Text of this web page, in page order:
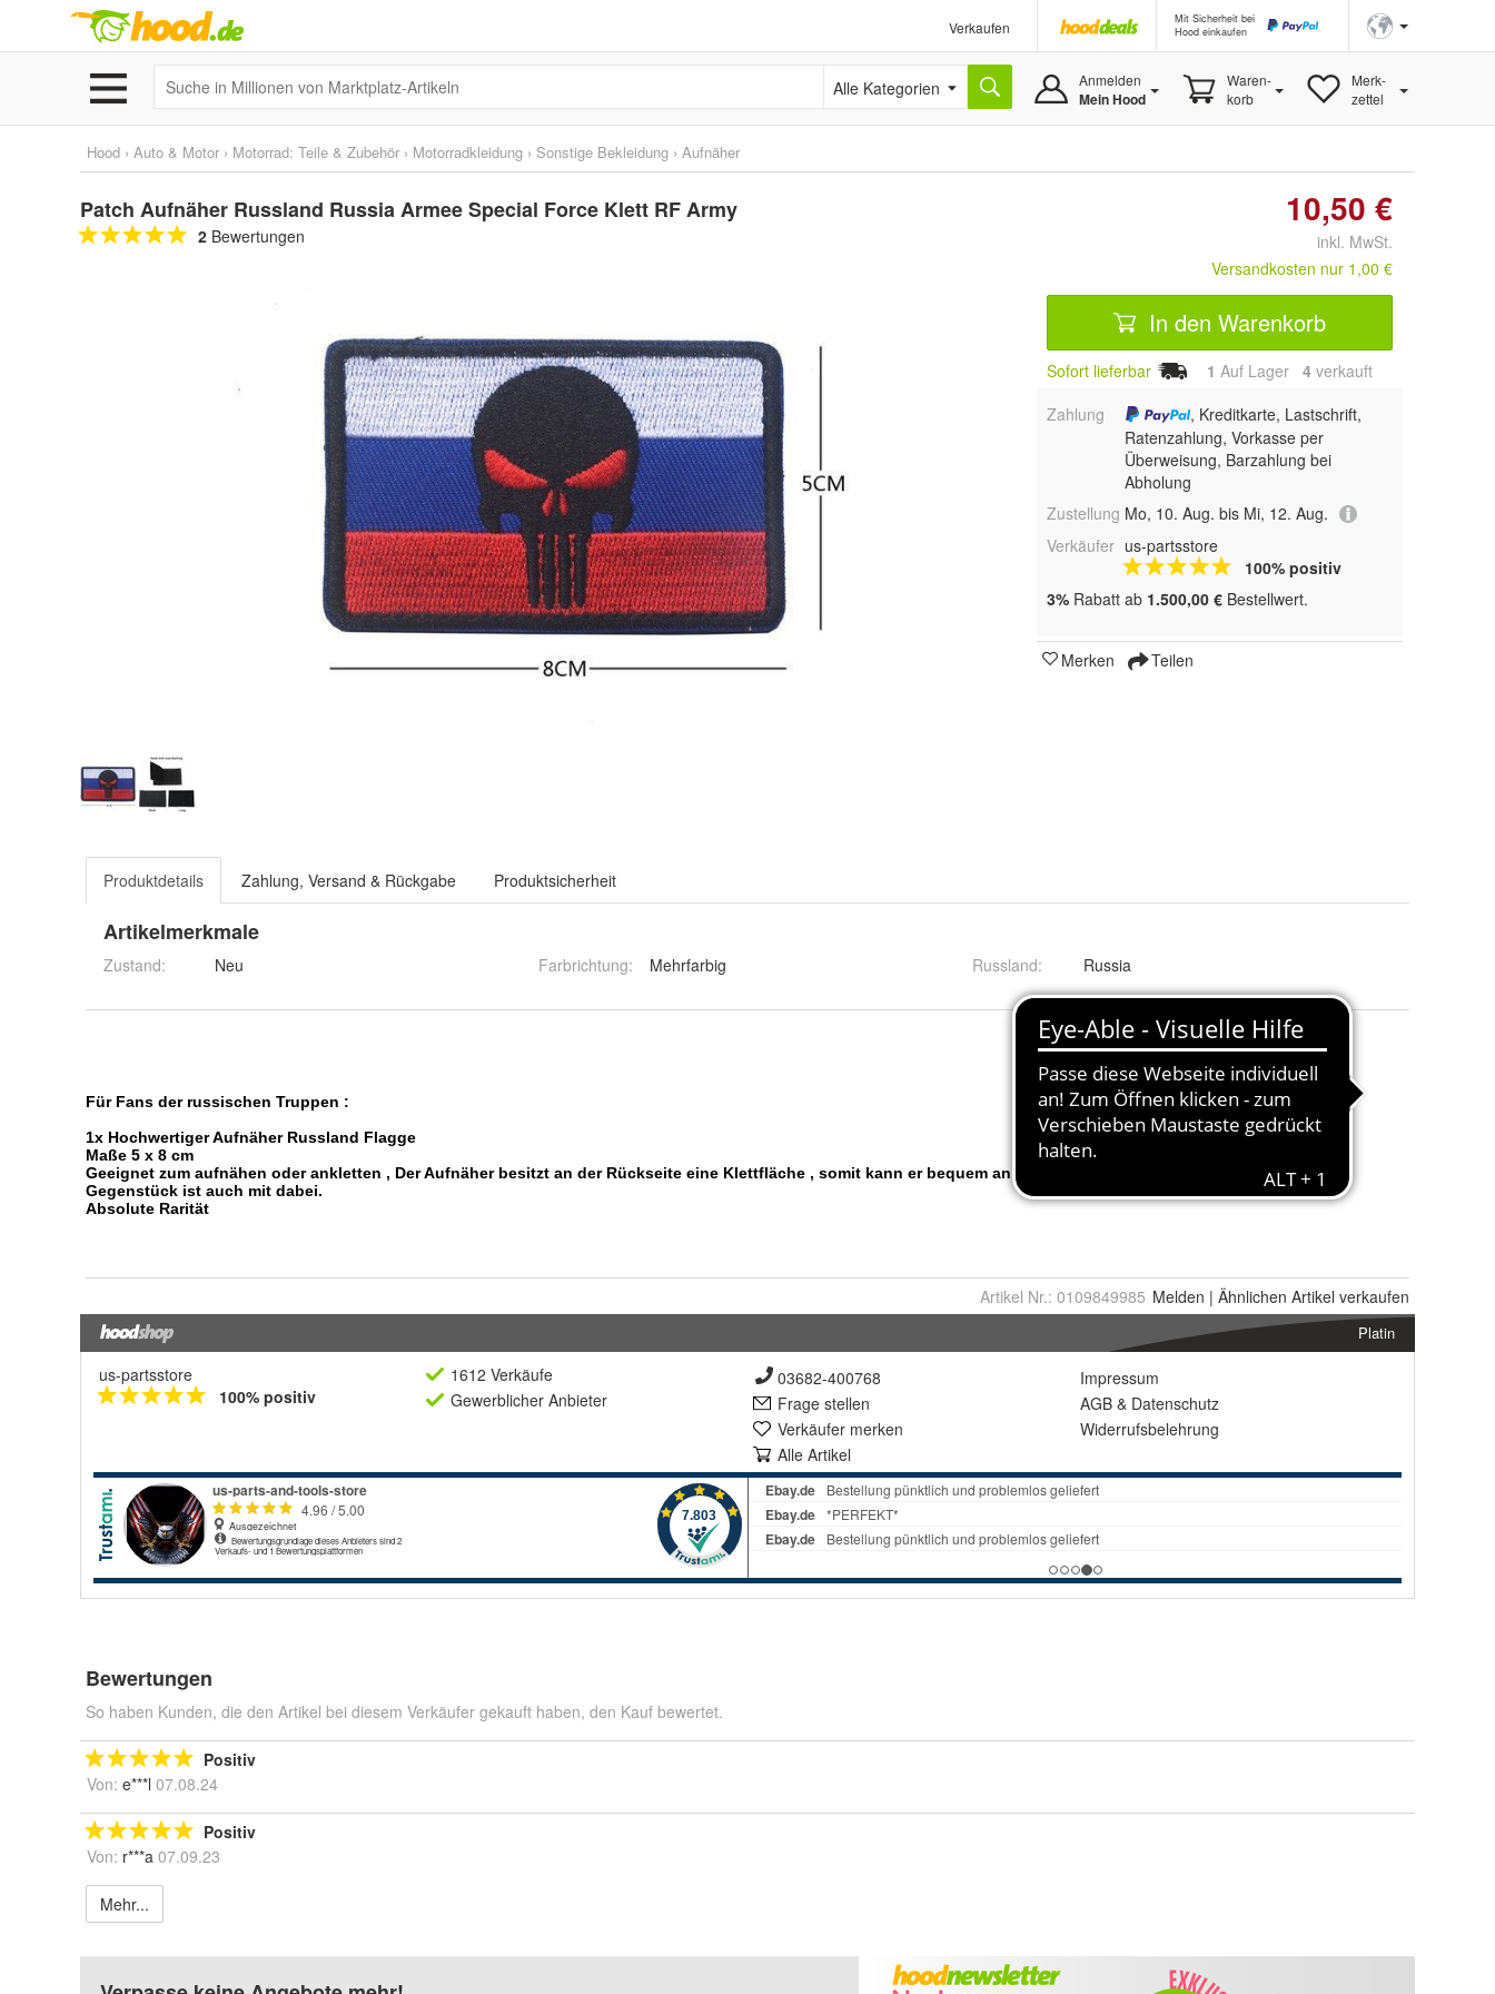
Verkaufen
Mit Sicherheit bei
Hood einkaufen
Alle Kategorien Anmelden
Mein Hood
Waren-
korb
Merk-
zettel
Hood › Auto & Motor › Motorrad: Teile & Zubehör › Motorradkleidung › Sonstige Bekleidung › Aufnäher
Patch Aufnäher Russland Russia Armee Special Force Klett RF Army
2 Bewertungen
10,50 €
inkl. MwSt.
Versandkosten nur 1,00 €
In den Warenkorb
Sofort lieferbar 1 Auf Lager 4 verkauft
Zahlung
, Kreditkarte, Lastschrift,
Ratenzahlung, Vorkasse per
Überweisung, Barzahlung bei
Abholung
Zustellung Mo, 10. Aug. bis Mi, 12. Aug.
Verkäufer us-partsstore
100% positiv
3% Rabatt ab 1.500,00 € Bestellwert.
Merken Teilen
Produktdetails Zahlung, Versand & Rückgabe Produktsicherheit
Artikelmerkmale
Zustand: Neu Farbrichtung: Mehrfarbig Russland: Russia
Artikel Nr.: 0109849985 Melden | Ähnlichen Artikel verkaufen
Platin
us-partsstore
100% positiv
1612 Verkäufe
Gewerblicher Anbieter
03682-400768
Frage stellen
Verkäufer merken
Alle Artikel
Impressum
AGB & Datenschutz
Widerrufsbelehrung
Bewertungen
So haben Kunden, die den Artikel bei diesem Verkäufer gekauft haben, den Kauf bewertet.
Positiv
Von: e***l 07.08.24
Positiv
Von: r***a 07.09.23
Mehr...